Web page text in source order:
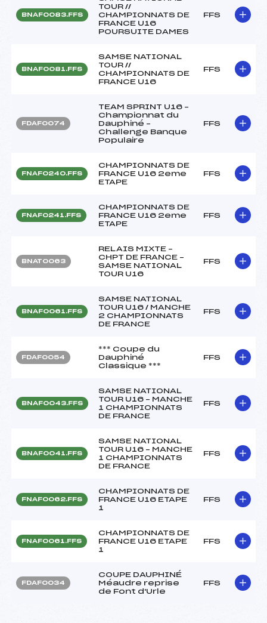
BNAF0083.FFS
TOUR //
CHAMPIONNATS DE
FRANCE U16
POURSUITE DAMES
FFS
BNAF0081.FFS
SAMSE NATIONAL
TOUR //
CHAMPIONNATS DE
FRANCE U16
FFS
FDAF0074
TEAM SPRINT U16 –
Championnat du
Dauphiné –
Challenge Banque
Populaire
FFS
FNAF0240.FFS
CHAMPIONNATS DE
FRANCE U16 2eme
ETAPE
FFS
FNAF0241.FFS
CHAMPIONNATS DE
FRANCE U16 2eme
ETAPE
FFS
BNAT0063
RELAIS MIXTE –
CHPT DE FRANCE –
SAMSE NATIONAL
TOUR U16
FFS
BNAF0061.FFS
SAMSE NATIONAL
TOUR U16 / MANCHE
2 CHAMPIONNATS
DE FRANCE
FFS
FDAF0054
*** Coupe du
Dauphiné
Classique ***
FFS
BNAF0043.FFS
SAMSE NATIONAL
TOUR U16 – MANCHE
1 CHAMPIONNATS
DE FRANCE
FFS
BNAF0041.FFS
SAMSE NATIONAL
TOUR U16 – MANCHE
1 CHAMPIONNATS
DE FRANCE
FFS
FNAF0062.FFS
CHAMPIONNATS DE
FRANCE U16 ETAPE
1
FFS
FNAF0061.FFS
CHAMPIONNATS DE
FRANCE U16 ETAPE
1
FFS
FDAF0034
COUPE DAUPHINÉ
Méaudre reprise
de Font d'Urle
FFS